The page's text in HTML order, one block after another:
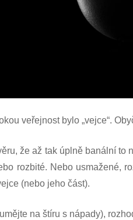
veřejnost bylo „vejce“.
že až tak úplně banální
rozbité. Nebo usmažené,
(nebo jeho část).
na štíru s nápady),